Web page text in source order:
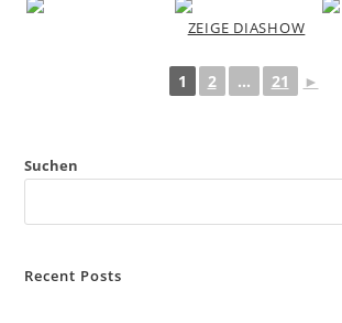
ZEIGE DIASHOW
1 2 ... 21 ►
Suchen
Recent Posts